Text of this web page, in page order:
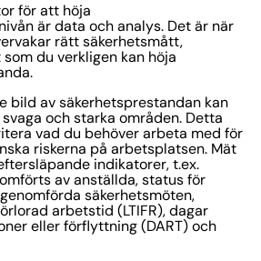
för att höja
är data och analys. Det är när
rätt säkerhetsmått,
du verkligen kan höja
bild av säkerhetsprestandan kan
och starka områden. Detta
vad du behöver arbeta med för
riskerna på arbetsplatsen. Mät
indikatorer, t.ex.
av anställda, status för
säkerhetsmöten,
arbetstid (LTIFR), dagar
eller förflyttning (DART) och